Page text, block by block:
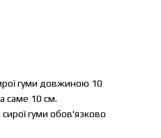
гуми довжиною 10
саме 10 см.
гуми обов'язково